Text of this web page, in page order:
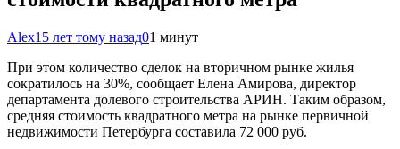
Alex15 лет тому назад01 минут
При этом количество сделок на вторичном рынке жилья
сократилось на 30%, сообщает Елена Амирова, директор
департамента долевого строительства АРИН. Таким образом,
средняя стоимость квадратного метра на рынке первичной
недвижимости Петербурга составила 72 000 руб.